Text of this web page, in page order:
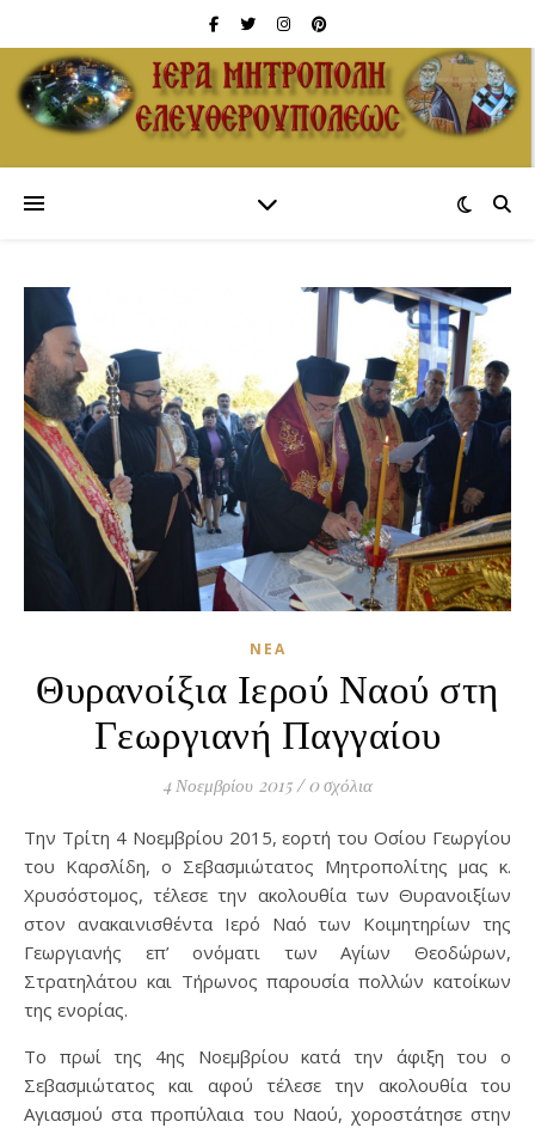
ΝΈΑ
Θυρανοίξια Ιερού Ναού στη
Γεωργιανή Παγγαίου
4 Νοεμβρίου 2015 / 0 σχόλια
Την Τρίτη 4 Νοεμβρίου 2015, εορτή του Οσίου Γεωργίου
του Καρσλίδη, ο Σεβασμιώτατος Μητροπολίτης μας κ.
Χρυσόστομος, τέλεσε την ακολουθία των Θυρανοιξίων
στον ανακαινισθέντα Ιερό Ναό των Κοιμητηρίων της
Γεωργιανής επ’ ονόματι των Αγίων Θεοδώρων,
Στρατηλάτου και Τήρωνος παρουσία πολλών κατοίκων
της ενορίας.
Το πρωί της 4ης Νοεμβρίου κατά την άφιξη του ο
Σεβασμιώτατος και αφού τέλεσε την ακολουθία του
Αγιασμού στα προπύλαια του Ναού, χοροστάτησε στην